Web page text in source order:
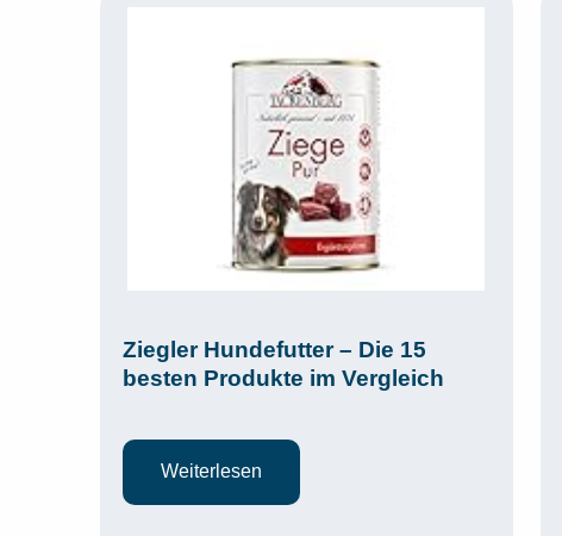
Ziegler Hundefutter – Die 15
besten Produkte im Vergleich
Weiterlesen